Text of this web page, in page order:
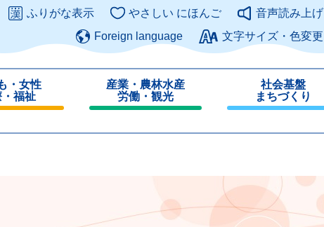
このページの本文へ
ふりがな表示 やさしい にほんご
音声読み上げ
Foreign language
文字サイズ・色変更
・女性
・福祉
産業・農林水産
労働・観光
じ
社会基盤
まちづくり
じ